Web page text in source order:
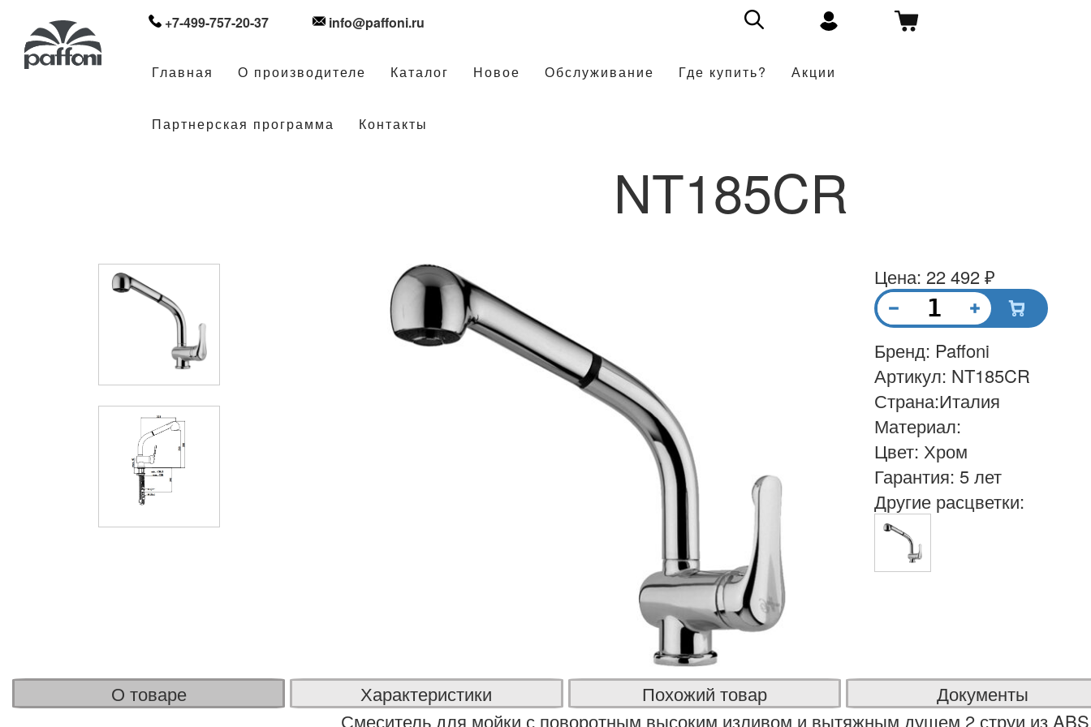
+7-499-757-20-37 info@paffoni.ru
Главная О производителе Каталог Новое Обслуживание Где купить? Акции
Партнерская программа Контакты
NT185CR
О товаре Характеристики Похожий товар
Документы
Смеситель для мойки с поворотным высоким изливом и вытяжным душем 2 струи из ABS
Цена: 22 492 ₽
Бренд: Paffoni
Артикул: NT185CR
Страна:Италия
Материал:
Цвет: Хром
Гарантия: 5 лет
Другие расцветки: